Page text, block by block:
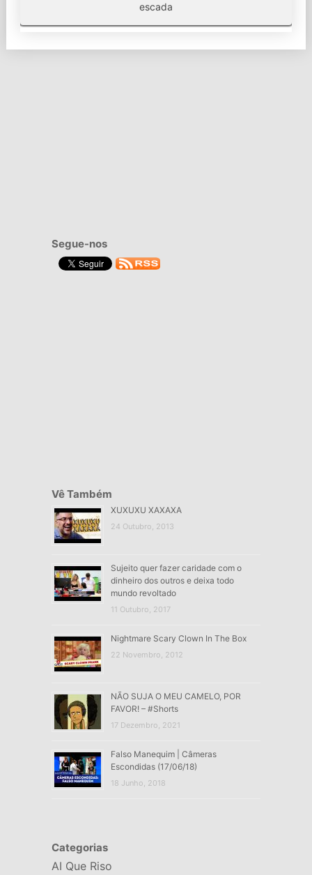
escada
Segue-nos
Vê Também
XUXUXU XAXAXA
24 Outubro, 2013
Sujeito quer fazer caridade com o
dinheiro dos outros e deixa todo
mundo revoltado
11 Outubro, 2017
Nightmare Scary Clown In The Box
22 Novembro, 2012
NÃO SUJA O MEU CAMELO, POR
FAVOR! – #Shorts
17 Dezembro, 2021
Falso Manequim | Câmeras
Escondidas (17/06/18)
18 Junho, 2018
Categorias
AI Que Riso